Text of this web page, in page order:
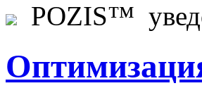
POZIS™